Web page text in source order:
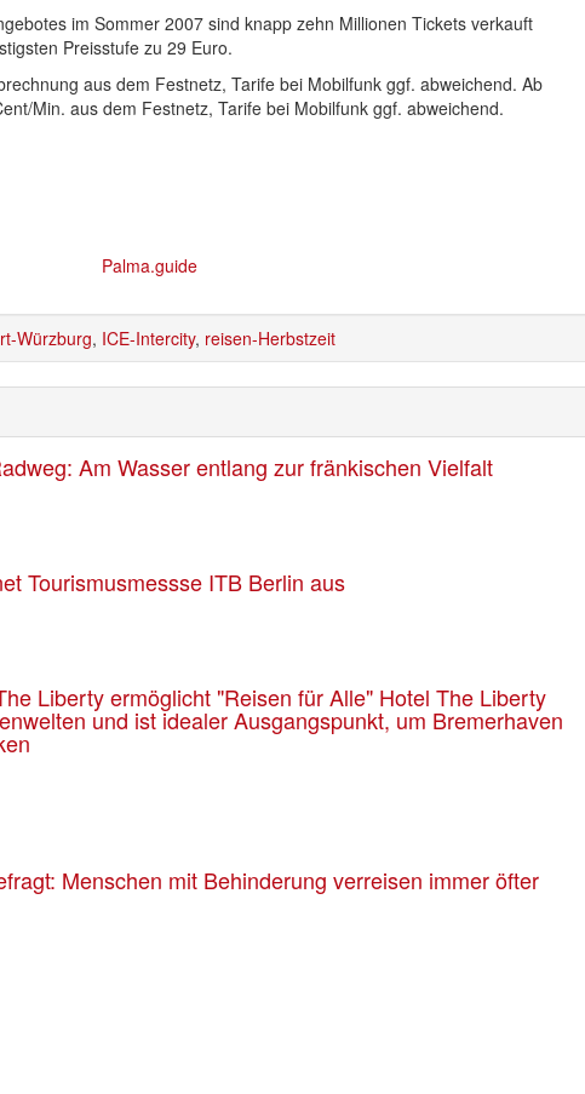
im Sommer 2007 sind knapp zehn Millionen Tickets verkauft
Preisstufe zu 29 Euro.
aus dem Festnetz, Tarife bei Mobilfunk ggf. abweichend. Ab
Min. aus dem Festnetz, Tarife bei Mobilfunk ggf. abweichend.
Würzburg, ICE-Intercity, reisen-Herbstzeit
Am Wasser entlang zur fränkischen Vielfalt
Tourismusmessse ITB Berlin aus
Liberty ermöglicht "Reisen für Alle" Hotel The Liberty
und ist idealer Ausgangspunkt, um Bremerhaven
Menschen mit Behinderung verreisen immer öfter